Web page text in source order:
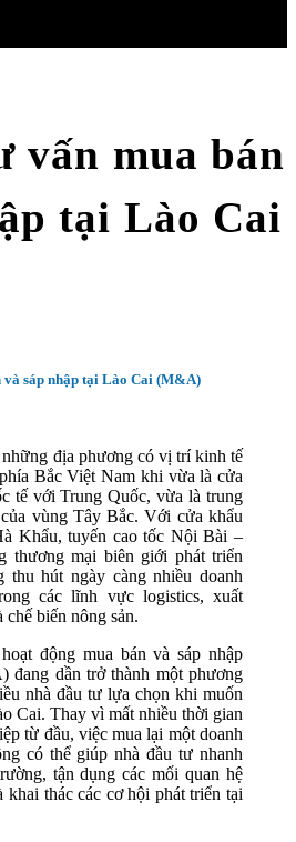
vấn mua bán
tại Lào Cai
và sáp nhập tại Lào Cai (M&A)
địa phương có vị trí kinh tế
Bắc Việt Nam khi vừa là cửa
tế với Trung Quốc, vừa là trung
vùng Tây Bắc. Với cửa khẩu
Khẩu, tuyến cao tốc Nội Bài –
thương mại biên giới phát triển
thu hút ngày càng nhiều doanh
các lĩnh vực logistics, xuất
biến nông sản.
động mua bán và sáp nhập
đang dần trở thành một phương
nhà đầu tư lựa chọn khi muốn
Cai. Thay vì mất nhiều thời gian
từ đầu, việc mua lại một doanh
có thể giúp nhà đầu tư nhanh
tận dụng các mối quan hệ
khai thác các cơ hội phát triển tại